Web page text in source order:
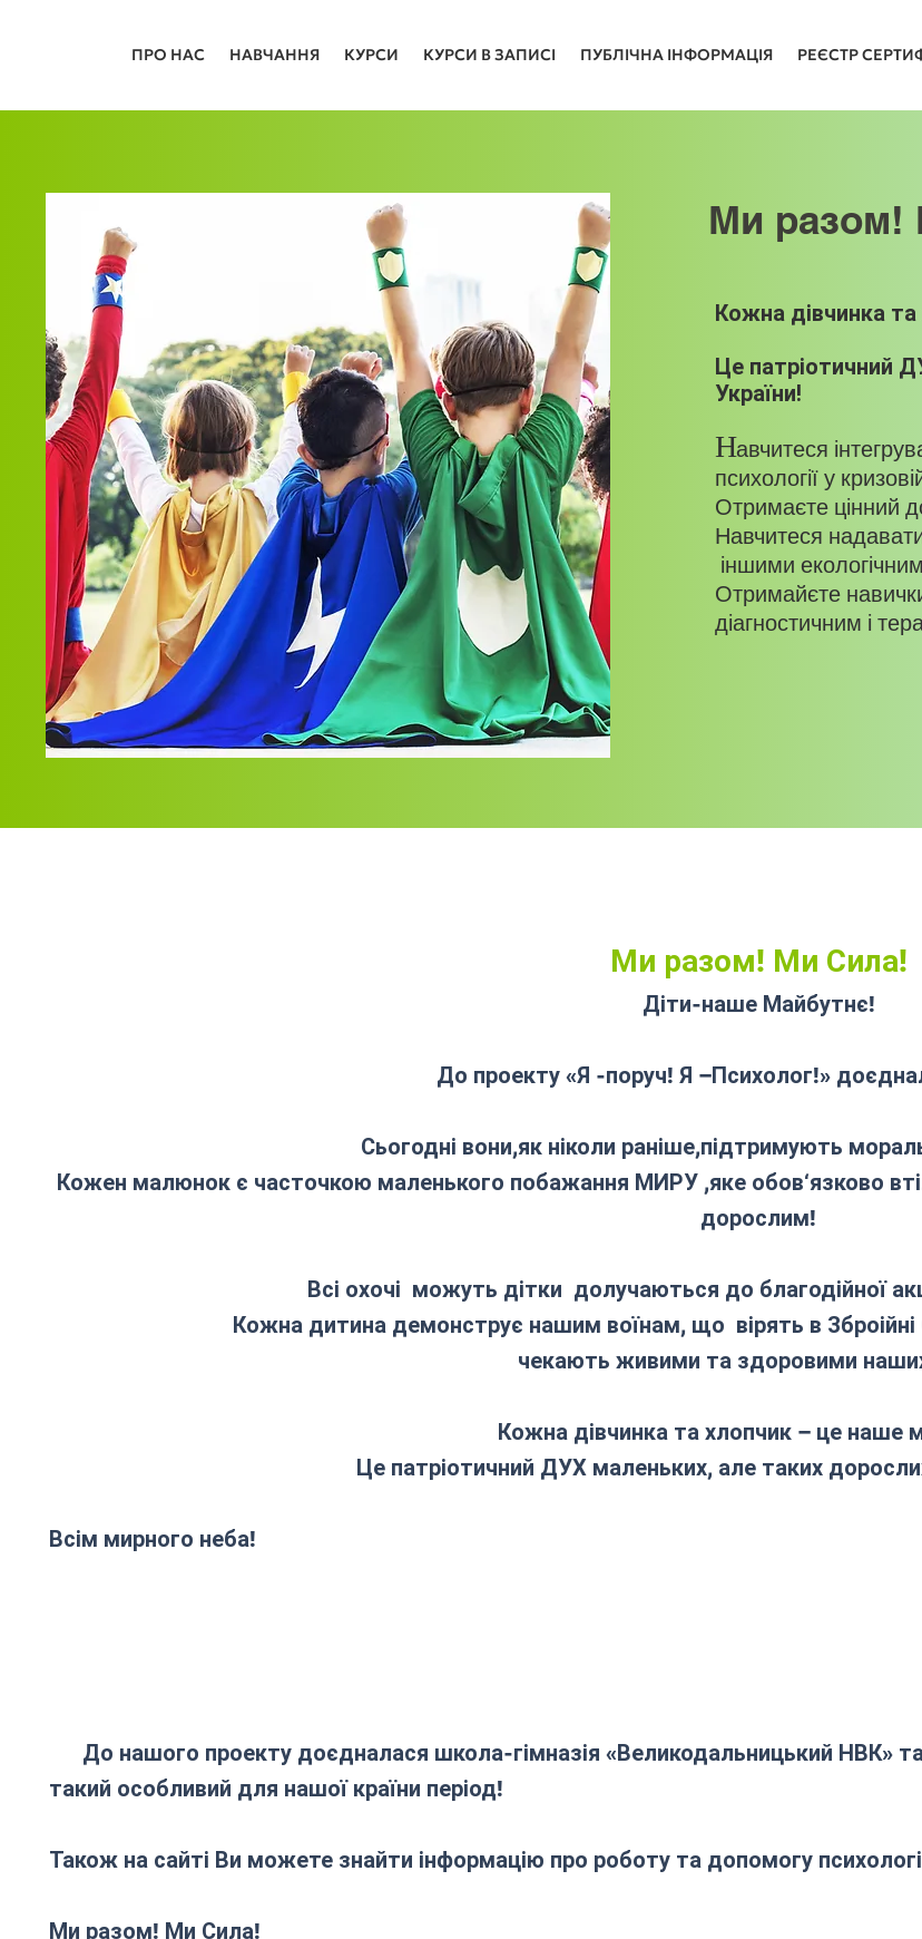
ПРО НАС НАВЧАННЯ КУРСИ КУРСИ В ЗАПИСІ ПУБЛІЧНА ІНФОРМАЦІЯ РЕЄСТР
Ми разом!
Кожна дівчинка
Це патріотичний
України!
Навчитеся
психології у
Отримаєте цінний
Навчитеся
іншими
Отримайєте
діагностичним і
Ми разом! Ми Сила!
Діти-наше Майбутнє!
До проекту «Я -поруч! Я –Психолог!»
Сьогодні вони,як ніколи раніше,підтримують
Кожен малюнок є часточкою маленького побажання МИРУ ,яке обов‘язково
дорослим!
Всі охочі можуть дітки долучаються до благодійної
Кожна дитина демонструє нашим воїнам, що вірять в
чекають живими та здоровими наших
Кожна дівчинка та хлопчик – це наше
Це патріотичний ДУХ маленьких, але таких
Всім мирного неба!
До нашого проекту доєдналася школа-гімназія «Великодальницький НВК»
такий особливий для нашої країни період!
Також на сайті Ви можете знайти інформацію про роботу та допомогу
Ми разом! Ми Сила!